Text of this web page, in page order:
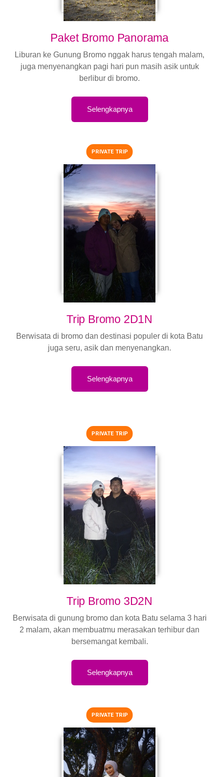
Paket Bromo Panorama
Liburan ke Gunung Bromo nggak harus tengah malam,
juga menyenangkan pagi hari pun masih asik untuk
berlibur di bromo.
Selengkapnya
Trip Bromo 2D1N
Berwisata di bromo dan destinasi populer di kota Batu
juga seru, asik dan menyenangkan.
Selengkapnya
PRIVATE TRIP
Trip Bromo 3D2N
Berwisata di gunung bromo dan kota Batu selama 3 hari
2 malam, akan membuatmu merasakan terhibur dan
bersemangat kembali.
Selengkapnya
PRIVATE TRIP
PRIVATE TRIP